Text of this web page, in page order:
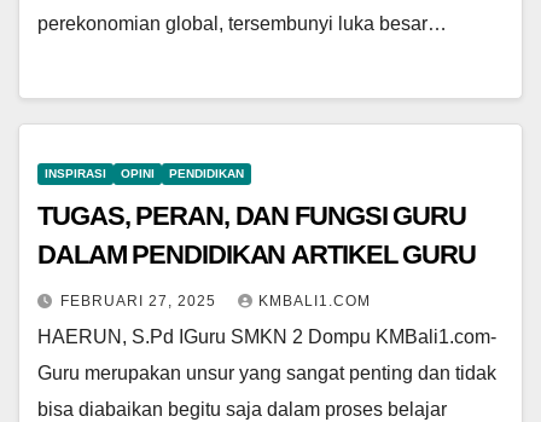
perekonomian global, tersembunyi luka besar…
INSPIRASI OPINI PENDIDIKAN
TUGAS, PERAN, DAN FUNGSI GURU
DALAM PENDIDIKAN ARTIKEL GURU
FEBRUARI 27, 2025 KMBALI1.COM
HAERUN, S.Pd IGuru SMKN 2 Dompu KMBali1.com-
Guru merupakan unsur yang sangat penting dan tidak
bisa diabaikan begitu saja dalam proses belajar